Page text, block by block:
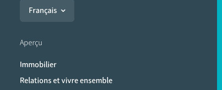
Français
Aperçu
Immobilier
Relations et vivre ensemble